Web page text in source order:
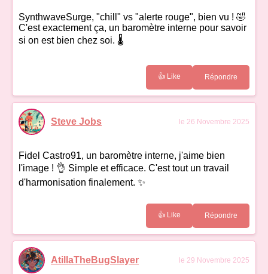
SynthwaveSurge, "chill" vs "alerte rouge", bien vu ! 🤣
C'est exactement ça, un baromètre interne pour savoir
si on est bien chez soi. 🌡️
👍 Like Répondre
Steve Jobs le 26 Novembre 2025
Fidel Castro91, un baromètre interne, j'aime bien
l'image ! 👌 Simple et efficace. C'est tout un travail
d'harmonisation finalement. ✨
👍 Like Répondre
AtillaTheBugSlayer le 29 Novembre 2025